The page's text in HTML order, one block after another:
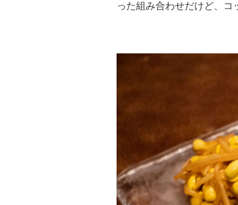
った組み合わせだけど、コ